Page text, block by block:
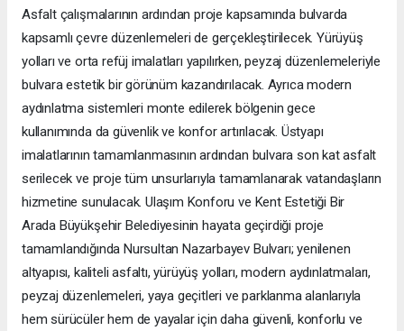
Asfalt çalışmalarının ardından proje kapsamında bulvarda
kapsamlı çevre düzenlemeleri de gerçekleştirilecek. Yürüyüş
yolları ve orta refüj imalatları yapılırken, peyzaj düzenlemeleriyle
bulvara estetik bir görünüm kazandırılacak. Ayrıca modern
aydınlatma sistemleri monte edilerek bölgenin gece
kullanımında da güvenlik ve konfor artırılacak. Üstyapı
imalatlarının tamamlanmasının ardından bulvara son kat asfalt
serilecek ve proje tüm unsurlarıyla tamamlanarak vatandaşların
hizmetine sunulacak. Ulaşım Konforu ve Kent Estetiği Bir
Arada Büyükşehir Belediyesinin hayata geçirdiği proje
tamamlandığında Nursultan Nazarbayev Bulvarı; yenilenen
altyapısı, kaliteli asfaltı, yürüyüş yolları, modern aydınlatmaları,
peyzaj düzenlemeleri, yaya geçitleri ve parklanma alanlarıyla
hem sürücüler hem de yayalar için daha güvenli, konforlu ve